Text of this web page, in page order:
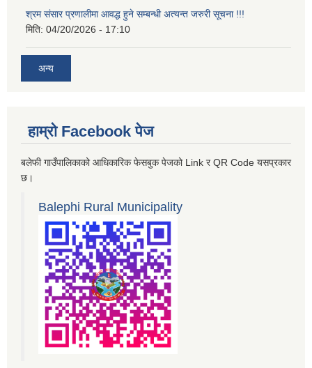
श्रम संसार प्रणालीमा आवद्ध हुने सम्बन्धी अत्यन्त जरुरी सूचना !!!
मिति: 04/20/2026 - 17:10
अन्य
हाम्रो Facebook पेज
बलेफी गाउँपालिकाको आधिकारिक फेसबुक पेजको Link र QR Code यसप्रकार
छ।
Balephi Rural Municipality